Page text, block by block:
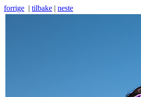
forrige | tilbake | neste